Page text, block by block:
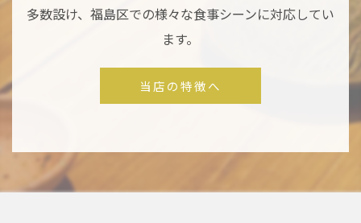
多数設け、福島区での様々な食事シーンに対応してい
ます。
当店の特徴へ